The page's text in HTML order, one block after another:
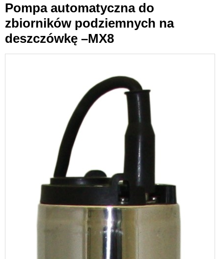
Pompa automatyczna do
zbiorników podziemnych na
deszczówkę –MX8